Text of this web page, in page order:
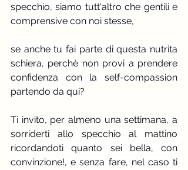
specchio, siamo tutt'altro che gentili e
comprensive con noi stesse,
se anche tu fai parte di questa nutrita
schiera, perchè non provi a prendere
confidenza con la self-compassion
partendo da qui?
Ti invito, per almeno una settimana, a
sorriderti allo specchio al mattino
ricordandoti quanto sei bella, con
convinzione!, e senza fare, nel caso ti